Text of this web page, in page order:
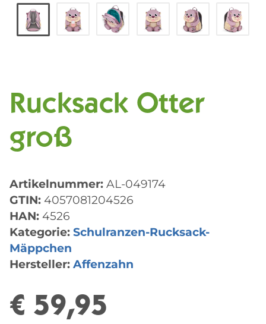
Rucksack Otter
groß
Artikelnummer: AL-049174
GTIN: 4057081204526
HAN: 4526
Kategorie: Schulranzen-Rucksack-
Mäppchen
Hersteller: Affenzahn
€ 59,95